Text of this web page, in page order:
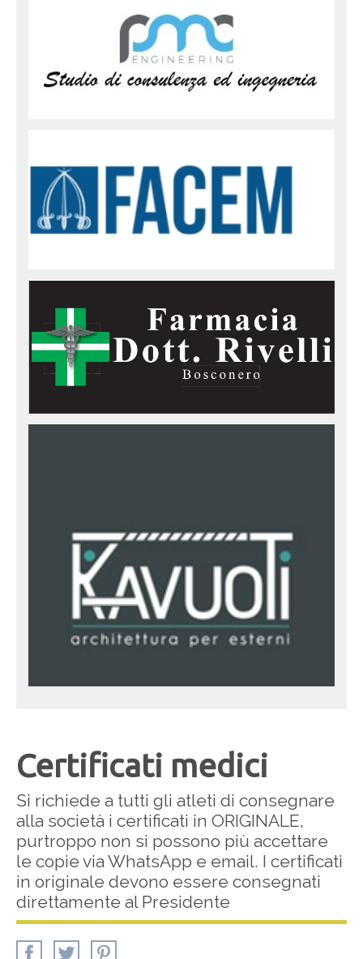
Certificati medici
Si richiede a tutti gli atleti di consegnare
alla società i certificati in ORIGINALE,
purtroppo non si possono più accettare
le copie via WhatsApp e email. I certificati
in originale devono essere consegnati
direttamente al Presidente